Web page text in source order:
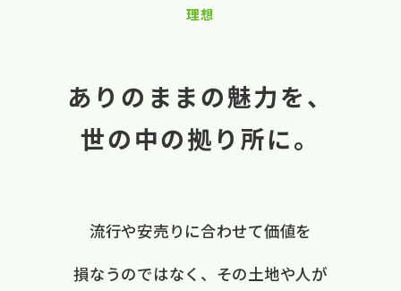
理想
ありのままの魅力を、
世の中の拠り所に。
流行や​安売りに​合わせて​価値を​
損なうのではなく、 ​その​土地や​人が​